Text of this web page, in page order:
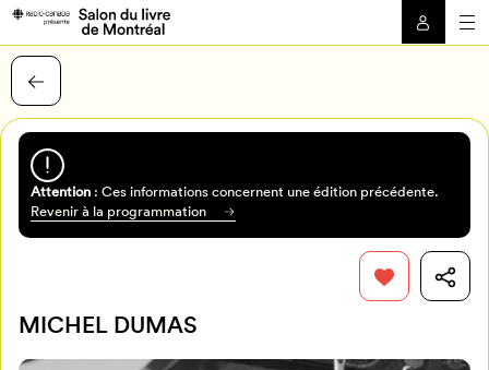
Attention: Ces informations concernent une édition précédente.
Revenir à la programmation
MICHEL DUMAS